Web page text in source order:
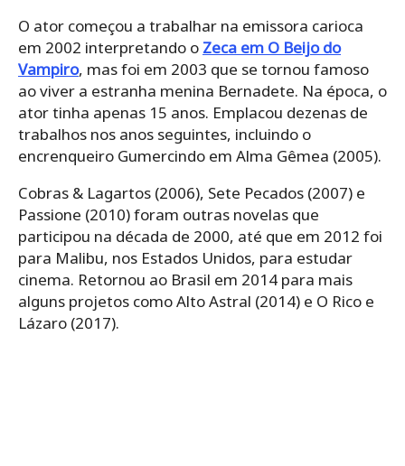
O ator começou a trabalhar na emissora carioca
em 2002 interpretando o Zeca em O Beijo do
Vampiro, mas foi em 2003 que se tornou famoso
ao viver a estranha menina Bernadete. Na época, o
ator tinha apenas 15 anos. Emplacou dezenas de
trabalhos nos anos seguintes, incluindo o
encrenqueiro Gumercindo em Alma Gêmea (2005).
Cobras & Lagartos (2006), Sete Pecados (2007) e
Passione (2010) foram outras novelas que
participou na década de 2000, até que em 2012 foi
para Malibu, nos Estados Unidos, para estudar
cinema. Retornou ao Brasil em 2014 para mais
alguns projetos como Alto Astral (2014) e O Rico e
Lázaro (2017).